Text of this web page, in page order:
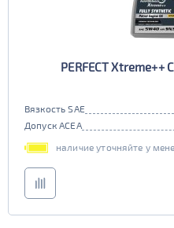
PERFECT Xtreme++
Вязкость SAE
Допуск ACEA
наличие уточняйте у